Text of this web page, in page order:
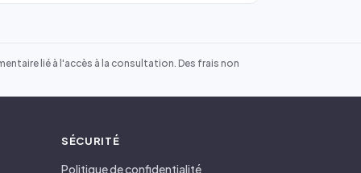
lié à l'accès à la consultation. Des frais non
SÉCURITÉ
Politique de confidentialité